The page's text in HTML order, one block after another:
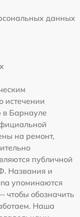
данных
истечении
в Барнауле
на ремонт,
публичной
Названия и
упоминаются
обозначить
Наша